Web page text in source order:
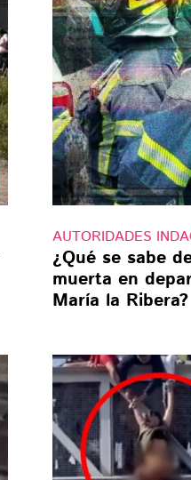
AUTORIDADES
¿Qué se sabe
muerta en
María la Ribera?